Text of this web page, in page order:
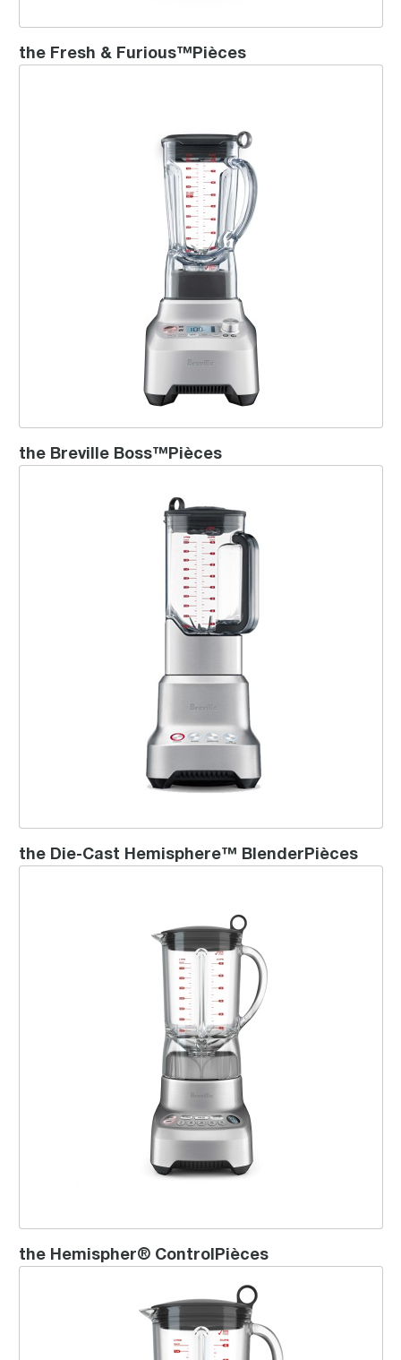
the Fresh & Furious™Pièces
the Breville Boss™
the Breville Boss™Pièces
the Die-Cast Hemisphere™ Blender
the Die-Cast Hemisphere™ BlenderPièces
the Hemispher® Control
the Hemispher® ControlPièces
Ikon Blender